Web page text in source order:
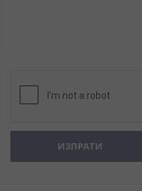
ИЗПРАТИ